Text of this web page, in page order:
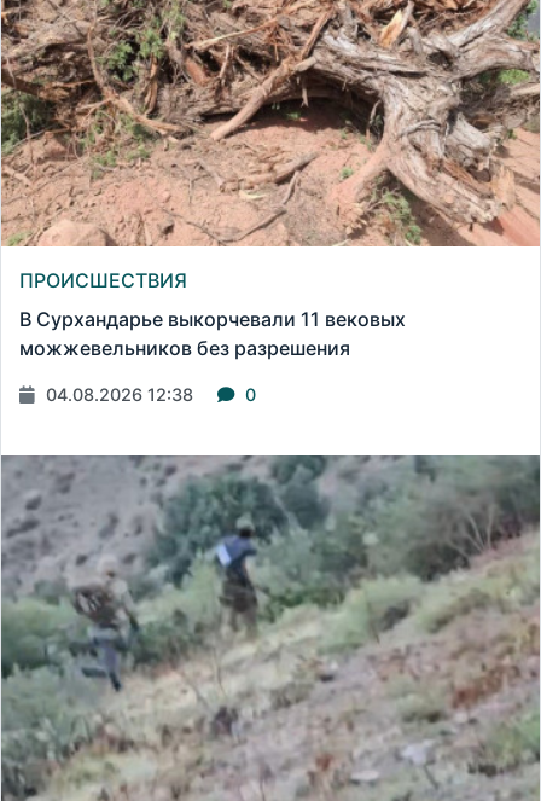
ПРОИСШЕСТВИЯ
В Сурхандарье выкорчевали 11 вековых
можжевельников без разрешения
04.08.2026 12:38 0